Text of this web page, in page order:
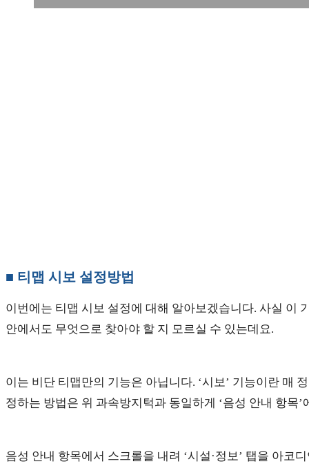
■ 티맵 시보 설정방법
이번에는 티맵 시보 설정에 대해 알아보겠습니다. 사실 이
안에서도 무엇으로 찾아야 할 지 모르실 수 있는데요.
이는 비단 티맵만의 기능은 아닙니다. ‘시보’ 기능이란 매
정하는 방법은 위 과속방지턱과 동일하게 ‘음성 안내 항목’
음성 안내 항목에서 스크롤을 내려 ‘시설·정보’ 탭을 아코